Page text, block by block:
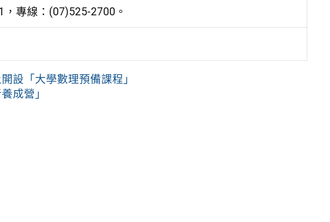
專線：(07)525-2700。
設「大學數理預備課程」
成營」